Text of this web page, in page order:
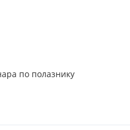
по полазнику